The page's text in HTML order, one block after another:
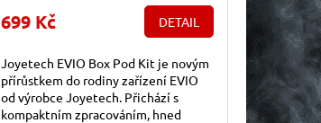
699 Kč DETAIL
Joyetech EVIO Box Pod Kit je novým
přírůstkem do rodiny zařízení EVIO
od výrobce Joyetech. Přichází s
kompaktním zpracováním, hned